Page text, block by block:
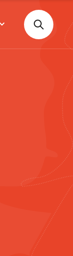
Suchen
nach